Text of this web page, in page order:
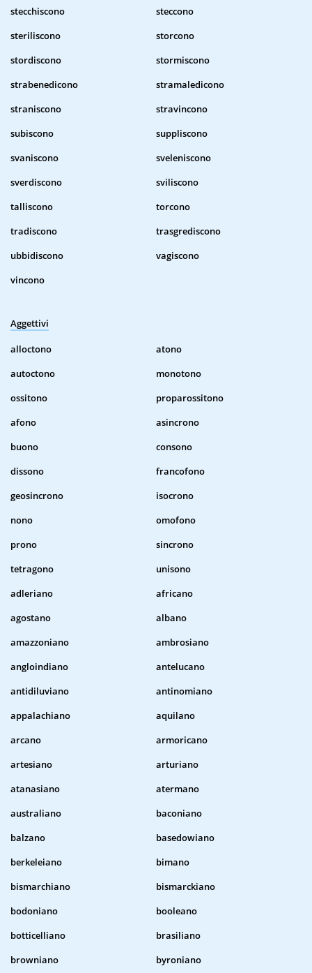
stecchiscono
steccono
steriliscono
storcono
stordiscono
stormiscono
strabenedicono
stramaledicono
straniscono
stravincono
subiscono
suppliscono
svaniscono
sveleniscono
sverdiscono
sviliscono
talliscono
torcono
tradiscono
trasgrediscono
ubbidiscono
vagiscono
vincono
Aggettivi
alloctono
atono
autoctono
monotono
ossitono
proparossitono
afono
asincrono
buono
consono
dissono
francofono
geosincrono
isocrono
nono
omofono
prono
sincrono
tetragono
unisono
adleriano
africano
agostano
albano
amazzoniano
ambrosiano
angloindiano
antelucano
antidiluviano
antinomiano
appalachiano
aquilano
arcano
armoricano
artesiano
arturiano
atanasiano
atermano
australiano
baconiano
balzano
basedowiano
berkeleiano
bimano
bismarchiano
bismarckiano
bodoniano
booleano
botticelliano
brasiliano
browniano
byroniano